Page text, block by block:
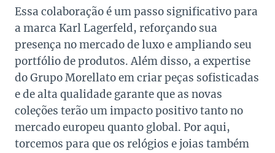
Essa colaboração é um passo significativo para
a marca Karl Lagerfeld, reforçando sua
presença no mercado de luxo e ampliando seu
portfólio de produtos. Além disso, a expertise
do Grupo Morellato em criar peças sofisticadas
e de alta qualidade garante que as novas
coleções terão um impacto positivo tanto no
mercado europeu quanto global. Por aqui,
torcemos para que os relógios e joias também